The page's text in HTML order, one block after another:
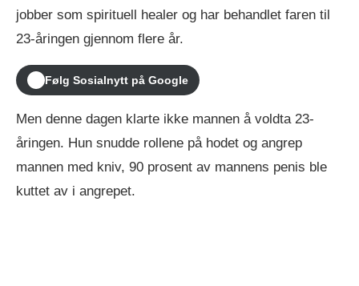
jobber som spirituell healer og har behandlet faren til
23-åringen gjennom flere år.
Følg Sosialnytt på Google
Men denne dagen klarte ikke mannen å voldta 23-
åringen. Hun snudde rollene på hodet og angrep
mannen med kniv, 90 prosent av mannens penis ble
kuttet av i angrepet.